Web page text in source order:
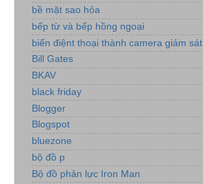
bề mặt sao hỏa
bếp từ và bếp hồng ngoại
biến điệnt thoại thành camera giám sát
Bill Gates
BKAV
black friday
Blogger
Blogspot
bluezone
bộ đồ p
Bộ đồ phản lực Iron Man